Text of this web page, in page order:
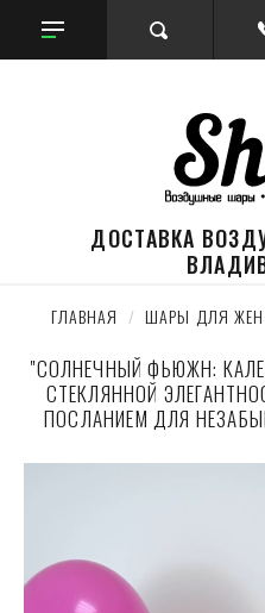
ДОСТАВКА
ГЛАВНАЯ
  /
ШАРЫ ДЛЯ
"СОЛНЕЧНЫЙ ФЬЮЖН:
СТЕКЛЯННОЙ
ПОСЛАНИЕМ ДЛЯ